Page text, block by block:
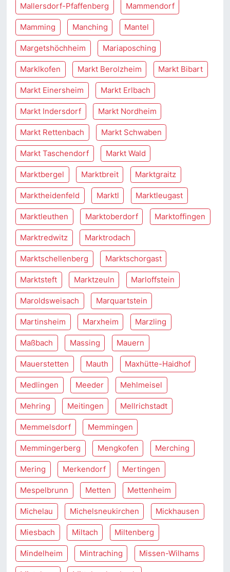
Mallersdorf-Pfaffenberg Mammendorf
Mamming Manching Mantel
Margetshöchheim Mariaposching
Marklkofen Markt Berolzheim Markt Bibart
Markt Einersheim Markt Erlbach
Markt Indersdorf Markt Nordheim
Markt Rettenbach Markt Schwaben
Markt Taschendorf Markt Wald
Marktbergel Marktbreit Marktgraitz
Marktheidenfeld Marktl Marktleugast
Marktleuthen Marktoberdorf Marktoffingen
Marktredwitz Marktrodach
Marktschellenberg Marktschorgast
Marktsteft Marktzeuln Marloffstein
Maroldsweisach Marquartstein
Martinsheim Marxheim Marzling
Maßbach Massing Mauern
Mauerstetten Mauth Maxhütte-Haidhof
Medlingen Meeder Mehlmeisel
Mehring Meitingen Mellrichstadt
Memmelsdorf Memmingen
Memmingerberg Mengkofen Merching
Mering Merkendorf Mertingen
Mespelbrunn Metten Mettenheim
Michelau Michelsneukirchen Mickhausen
Miesbach Miltach Miltenberg
Mindelheim Mintraching Missen-Wilhams